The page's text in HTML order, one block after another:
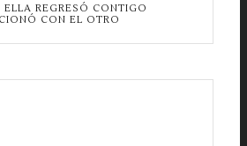
ELLA REGRESÓ CONTIGO
CON EL OTRO